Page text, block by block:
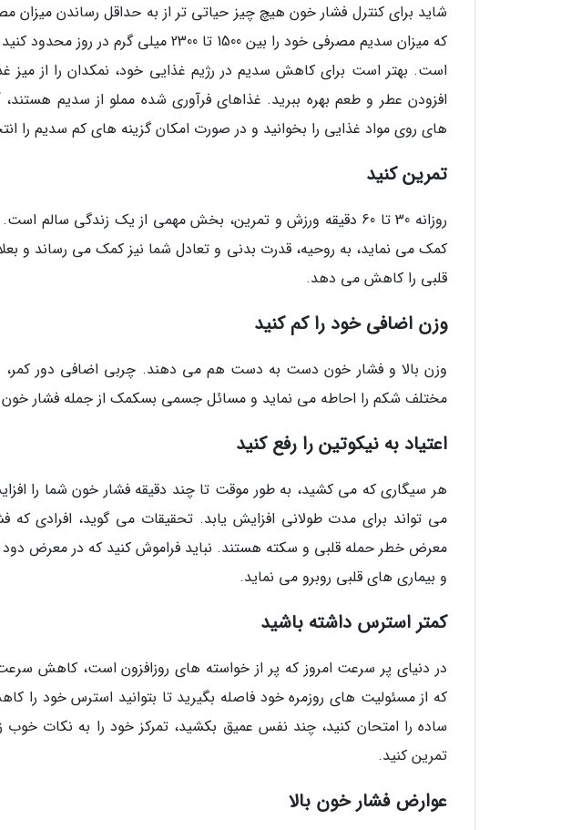
شاید برای کنترل فشار خون هیچ چیز حیاتی تر از به حداقل رساندن
که میزان سدیم مصرفی خود را بین 1500 تا
است. بهتر است برای کاهش سدیم در رژیم غذایی خود، نمکدان را از میز
افزودن عطر و طعم بهره ببرید. غذاهای فرآوری شده مملو از سدیم
های روی مواد غذایی را بخوانید و در صورت امکان گزینه های کم سدیم را
تمرین کنید
روزانه 30 تا 60 دقیقه ورزش و تمرین، بخش مهمی از یک زندگی
کمک می نماید، به روحیه، قدرت بدنی و تعادل شما نیز کمک می رساند و
قلبی را کاهش می دهد.
وزن اضافی خود را کم کنید
وزن بالا و فشار خون دست به دست هم می دهند. چربی اضافی دور کمر،
مختلف شکم را احاطه می نماید و مسائل جسمی بسکمک از جمله فشار خون
اعتیاد به نیکوتین را رفع کنید
هر سیگاری که می کشید، به طور موقت تا چند دقیقه فشار خون شما را
می تواند برای مدت طولانی افزایش یابد. تحقیقات می گوید، افرادی که
معرض خطر حمله قلبی و سکته هستند. نباید فراموش کنید که در معرض دود
و بیماری های قلبی روبرو می نماید.
کمتر استرس داشته باشید
در دنیای پر سرعت امروز که پر از خواسته های روزافزون است،
که از مسئولیت های روزمره خود فاصله بگیرید تا بتوانید استرس خود را
ساده را امتحان کنید، چند نفس عمیق بکشید، تمرکز خود را به نکات
تمرین کنید.
عوارض فشار خون بالا